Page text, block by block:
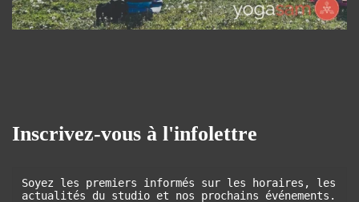
Inscrivez-vous à l'infolettre
Soyez les premiers informés sur les horaires, les
actualités du studio et nos prochains événements.